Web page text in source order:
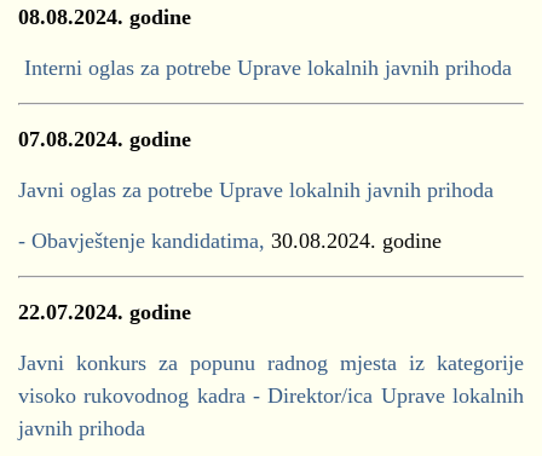
08.08.2024. godine
Interni oglas za potrebe Uprave lokalnih javnih prihoda
07.08.2024. godine
Javni oglas za potrebe Uprave lokalnih javnih prihoda
- Obavještenje kandidatima, 30.08.2024. godine
22.07.2024. godine
Javni konkurs za popunu radnog mjesta iz kategorije
visoko rukovodnog kadra - Direktor/ica Uprave lokalnih
javnih prihoda